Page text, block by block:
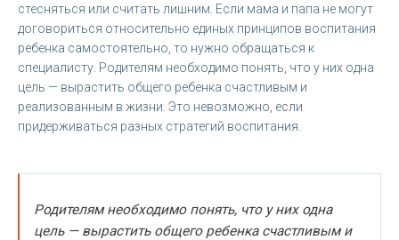
стесняться или считать лишним. Если мама и папа не могут
договориться относительно единых принципов воспитания
ребенка самостоятельно, то нужно обращаться к
специалисту. Родителям необходимо понять, что у них одна
цель — вырастить общего ребенка счастливым и
реализованным в жизни. Это невозможно, если
придерживаться разных стратегий воспитания.
Родителям необходимо понять, что у них одна
цель — вырастить общего ребенка счастливым и